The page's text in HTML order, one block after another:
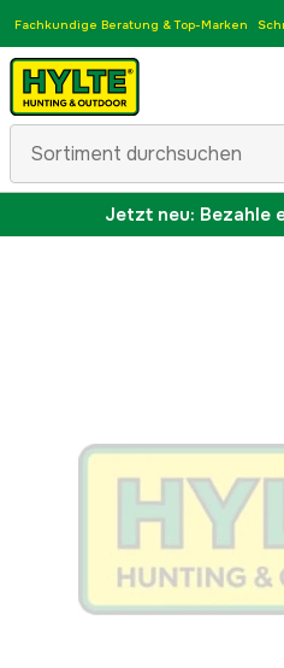
Fachkundige Beratung & Top-Marken
Jetzt neu: Bezahle